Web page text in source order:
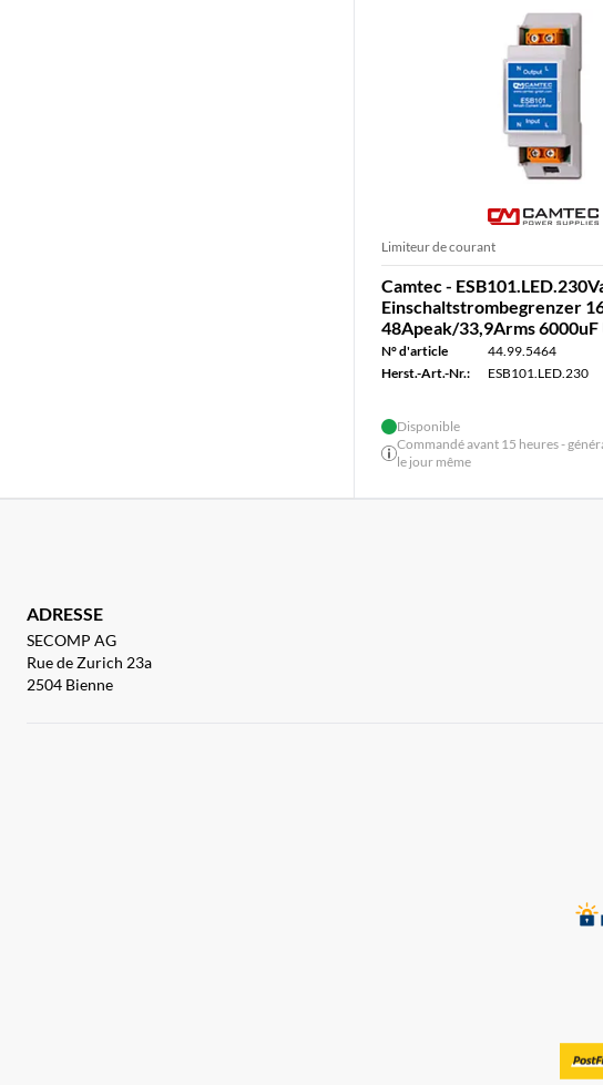
Limiteur de courant
Camtec -
Einschaltstrombegrenzer
48Apeak/33,9Arms
N° d'article
44.99.5464
Herst.-Art.-Nr.:
ESB101.LED.230
Disponible
Commandé avant 15 heures -
le jour même
ADRESSE
SECOMP AG
Rue de Zurich 23a
2504 Bienne